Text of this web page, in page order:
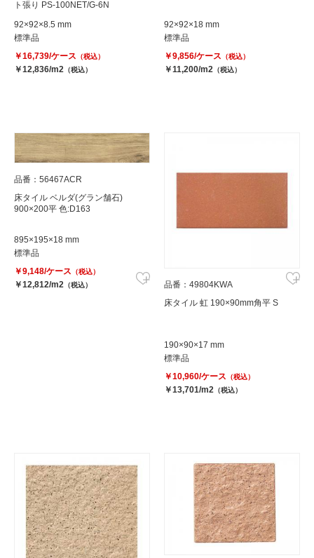
ト張り PS-100NET/G-6N
92×92×8.5 mm
標準品
￥16,739/ケース （税込）
￥12,836/m2 （税込）
92×92×18 mm
標準品
￥9,856/ケース （税込）
￥11,200/m2 （税込）
品番：56467ACR
床タイル ベルダ(グラン舗石)
900×200平 色:D163
895×195×18 mm
標準品
￥9,148/ケース （税込）
￥12,812/m2 （税込）
品番：49804KWA
床タイル 虹 190×90mm角平 S
190×90×17 mm
標準品
￥10,960/ケース （税込）
￥13,701/m2 （税込）